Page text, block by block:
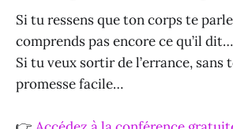
Si tu ressens que ton corps te
comprends pas encore ce qu’il dit…
Si tu veux sortir de l’errance, sans
promesse facile…